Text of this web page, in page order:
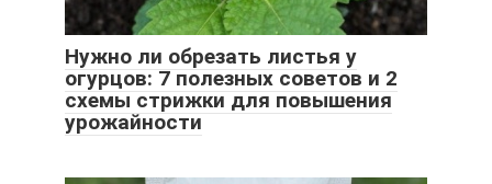
Нужно ли обрезать листья у
огурцов: 7 полезных советов и 2
схемы стрижки для повышения
урожайности